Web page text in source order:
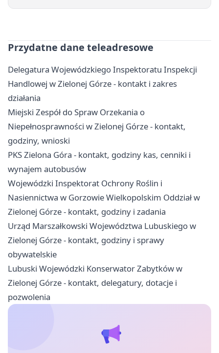
Przydatne dane teleadresowe
Delegatura Wojewódzkiego Inspektoratu Inspekcji
Handlowej w Zielonej Górze - kontakt i zakres
działania
Miejski Zespół do Spraw Orzekania o
Niepełnosprawności w Zielonej Górze - kontakt,
godziny, wnioski
PKS Zielona Góra - kontakt, godziny kas, cenniki i
wynajem autobusów
Wojewódzki Inspektorat Ochrony Roślin i
Nasiennictwa w Gorzowie Wielkopolskim Oddział w
Zielonej Górze - kontakt, godziny i zadania
Urząd Marszałkowski Województwa Lubuskiego w
Zielonej Górze - kontakt, godziny i sprawy
obywatelskie
Lubuski Wojewódzki Konserwator Zabytków w
Zielonej Górze - kontakt, delegatury, dotacje i
pozwolenia